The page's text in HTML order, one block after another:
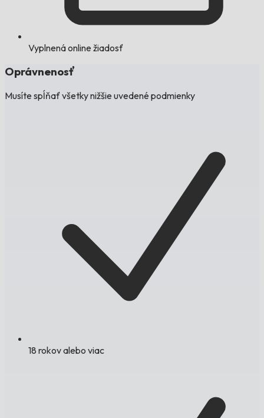
Vyplnená online žiadosť
Oprávnenosť
Musíte spĺňať všetky nižšie uvedené podmienky
18 rokov alebo viac